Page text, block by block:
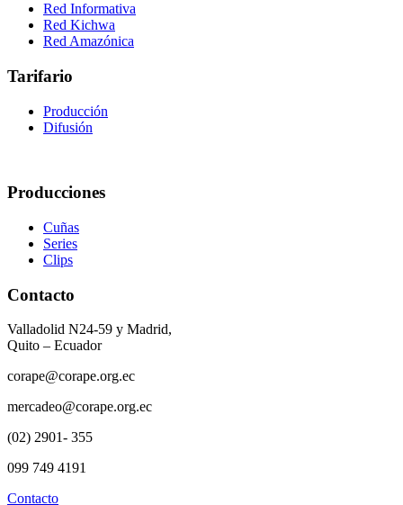
Red Informativa
Red Kichwa
Red Amazónica
Tarifario
Producción
Difusión
Producciones
Cuñas
Series
Clips
Contacto
Valladolid N24-59 y Madrid,
Quito – Ecuador
corape@corape.org.ec
mercadeo@corape.org.ec
(02) 2901- 355
099 749 4191
Contacto